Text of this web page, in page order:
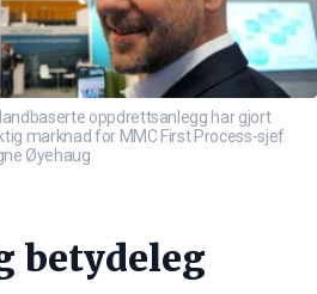
oppdrettsanlegg har gjort
marknad for MMC First Process-sjef
Øyehaug
betydeleg